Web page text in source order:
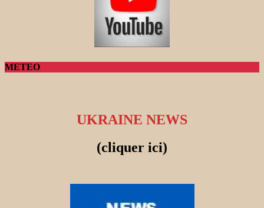
METEO
UKRAINE NEWS
(cliquer ici)